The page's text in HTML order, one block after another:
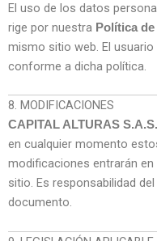
El uso de los datos
rige por nuestra Política
mismo sitio web. El
conforme a dicha política.
8. MODIFICACIONES
CAPITAL ALTURAS S.A.S.
en cualquier momento
modificaciones entrarán en
sitio. Es responsabilidad
documento.